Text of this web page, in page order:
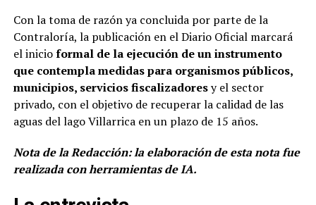
Con la toma de razón ya concluida por parte de la
Contraloría, la publicación en el Diario Oficial marcará
el inicioformal de la ejecución de un instrumento
que contempla medidas para organismos públicos,
municipios, servicios fiscalizadoresy el sector
privado, con el objetivo de recuperar la calidad de las
aguas del lago Villarrica en un plazo de 15 años.
Nota de la Redacción: la elaboración de esta nota fue
realizada con herramientas de IA.